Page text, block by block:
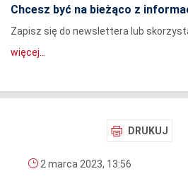
Chcesz być na bieżąco z
Zapisz się do newslettera lub
więcej...
DRUKUJ
2 marca 2023, 13:56